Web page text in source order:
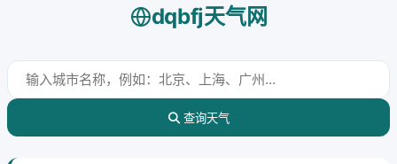
dqbfj天气网
查询天气